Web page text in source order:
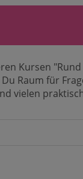
Kursen
Raum für
vielen